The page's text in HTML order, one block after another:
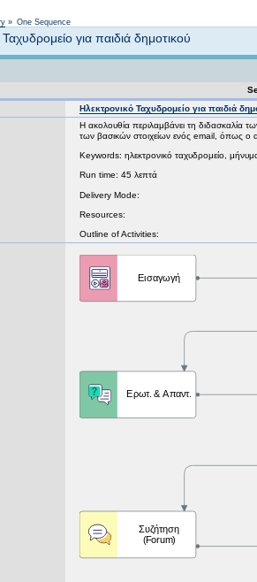
» One Sequence
για παιδιά δημοτικού
Ηλεκτρονικό Ταχυδρομείο για παιδιά
Η ακολουθία περιλαμβάνει τη διδασκαλία
των βασικών στοιχείων ενός email, όπως
Keywords: ηλεκτρονικό ταχυδρομείο,
Run time: 45 λεπτά
Delivery Mode:
Resources:
Outline of Activities: